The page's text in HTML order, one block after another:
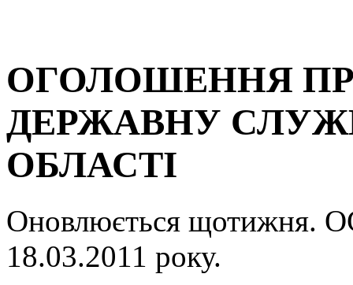
ОГОЛОШЕННЯ
ДЕРЖАВНУ
ОБЛАСТІ
Оновлюється
18.03.2011 року.